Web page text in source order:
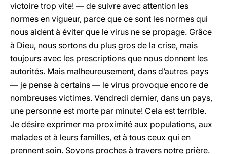
victoire trop vite! — de suivre avec attention les
normes en vigueur, parce que ce sont les normes qui
nous aident à éviter que le virus ne se propage. Grâce
à Dieu, nous sortons du plus gros de la crise, mais
toujours avec les prescriptions que nous donnent les
autorités. Mais malheureusement, dans d’autres pays
— je pense à certains — le virus provoque encore de
nombreuses victimes. Vendredi dernier, dans un pays,
une personne est morte par minute! Cela est terrible.
Je désire exprimer ma proximité aux populations, aux
malades et à leurs familles, et à tous ceux qui en
prennent soin. Soyons proches à travers notre prière.